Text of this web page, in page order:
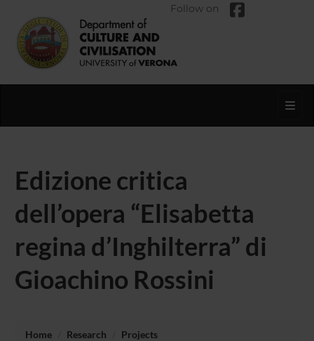
Follow on
Edizione critica
dell’opera “Elisabetta
regina d’Inghilterra” di
Gioachino Rossini
Home Research
Projects